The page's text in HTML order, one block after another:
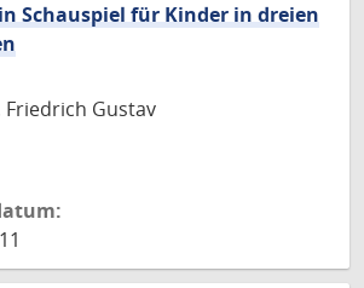
Schauspiel für Kinder in dreien
Friedrich Gustav